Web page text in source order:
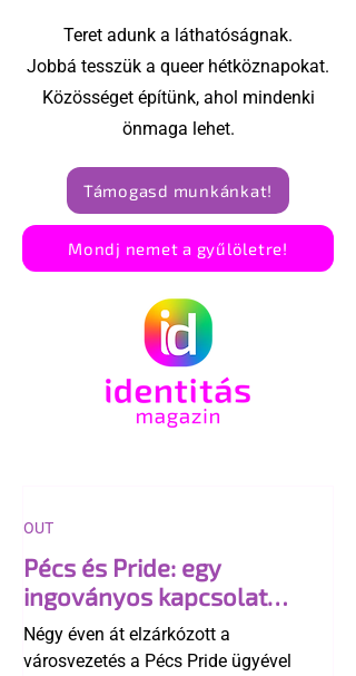
Teret adunk a láthatóságnak.
Jobbá tesszük a queer hétköznapokat.
Közösséget építünk, ahol mindenki
önmaga lehet.
Támogasd munkánkat!
Mondj nemet a gyűlöletre!
Pécs és Pride: egy
ingoványos kapcsolat
története
Négy éven át elzárkózott a
városvezetés a Pécs Pride ügyével
OUT